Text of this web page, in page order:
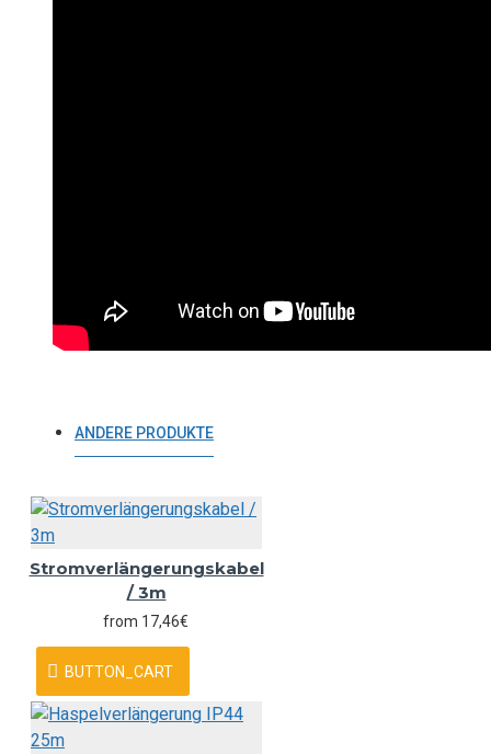
ANDERE PRODUKTE
Stromverlängerungskabel
/ 3m
from 17,46€
BUTTON_CART